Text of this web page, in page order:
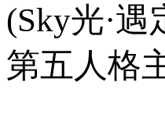
(Sky光·
第五人格